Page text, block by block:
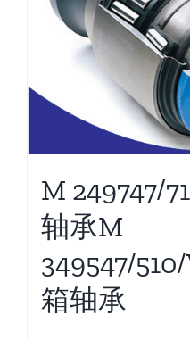
M 249747/
轴承M
349547/
箱轴承